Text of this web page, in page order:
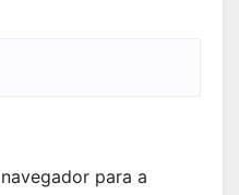
para a